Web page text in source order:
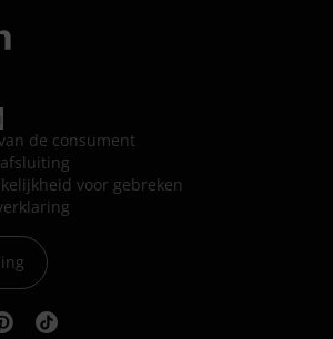
de consument
voor gebreken